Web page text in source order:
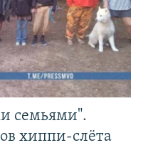
семьями".
хиппи-слёта